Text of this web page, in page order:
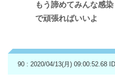
もう諦めてみんな感
で頑張ればいいよ
90 : 2020/04/13(月) 09:00:52.68